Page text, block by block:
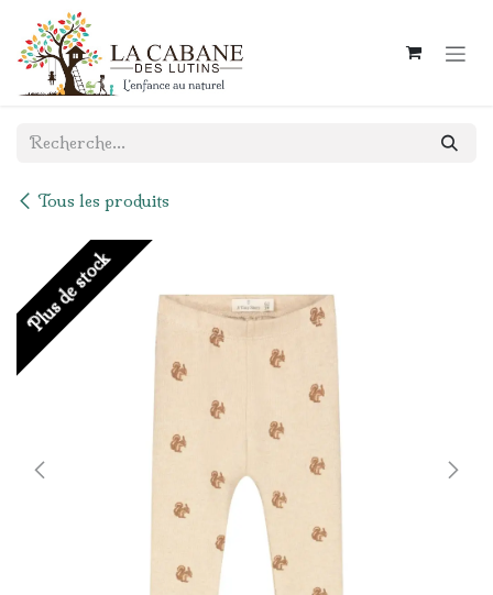
Se rendre au contenu
Tous les produits
Plus de stock